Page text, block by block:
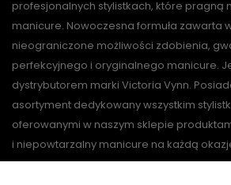
profesjonalnych stylistkach, które pragną
manicure. Nowoczesna formuła zawarta
nieograniczone możliwości zdobienia,
perfekcyjnego i oryginalnego manicure.
dystrybutorem marki Victoria Vynn.
asortyment dedykowany wszystkim
oferowanymi w naszym sklepie
i niepowtarzalny manicure na każdą